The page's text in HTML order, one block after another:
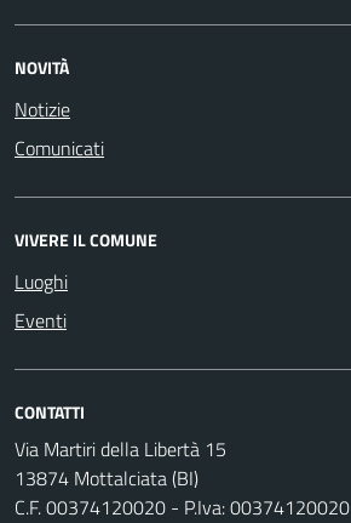
NOVITÀ
Notizie
Comunicati
VIVERE IL COMUNE
Luoghi
Eventi
CONTATTI
Via Martiri della Libertà 15
13874 Mottalciata (BI)
C.F. 00374120020 - P.Iva: 00374120020